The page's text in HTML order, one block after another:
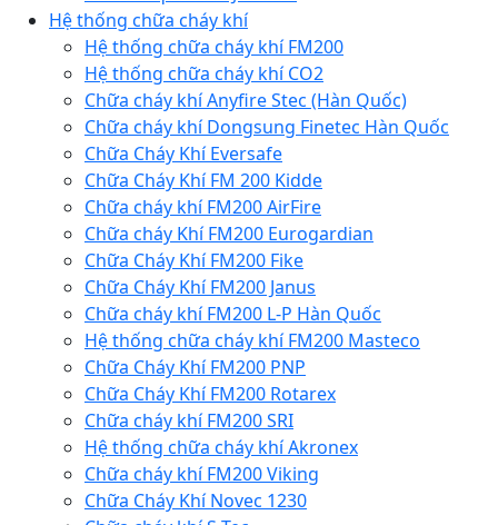
Hệ thống chữa cháy khí
Hệ thống chữa cháy khí FM200
Hệ thống chữa cháy khí CO2
Chữa cháy khí Anyfire Stec (Hàn Quốc)
Chữa cháy khí Dongsung Finetec Hàn Quốc
Chữa Cháy Khí Eversafe
Chữa Cháy Khí FM 200 Kidde
Chữa cháy khí FM200 AirFire
Chữa cháy Khí FM200 Eurogardian
Chữa Cháy Khí FM200 Fike
Chữa Cháy Khí FM200 Janus
Chữa cháy khí FM200 L-P Hàn Quốc
Hệ thống chữa cháy khí FM200 Masteco
Chữa Cháy Khí FM200 PNP
Chữa Cháy Khí FM200 Rotarex
Chữa cháy khí FM200 SRI
Hệ thống chữa cháy khí Akronex
Chữa cháy khí FM200 Viking
Chữa Cháy Khí Novec 1230